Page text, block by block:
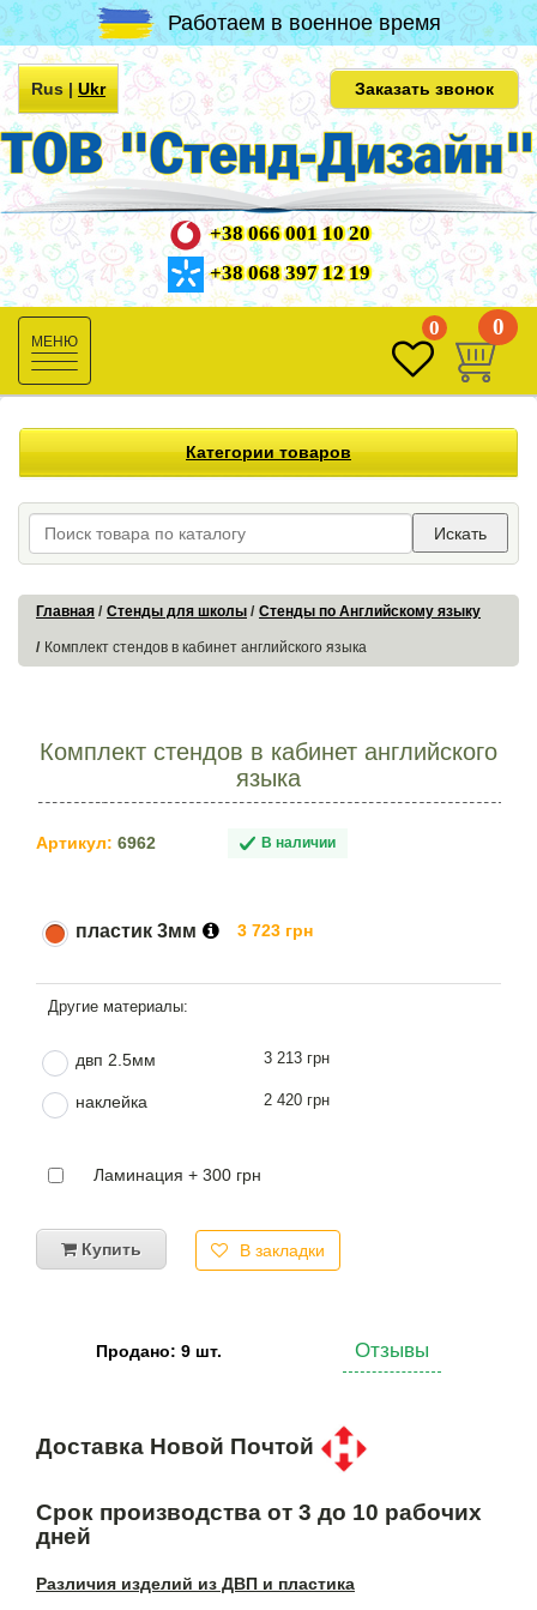
Работаем в военное время
Rus|Ukr Заказать звонок
+38 066 001 10 20
+38 068 397 12 19
Toggle
navigation
0 0
Категории товаров
Искать
Главная Стенды для школы Стенды по Английскому языку
Комплект стендов в кабинет английского языка
Комплект стендов в кабинет английского
языка
Артикул: 6962 В наличии
пластик 3мм 3 723 грн
двп 2.5мм 3 213 грн
наклейка 2 420 грн
Ламинация + 300 грн
Купить В закладки
Продано: 9 шт. Отзывы
Доставка Новой Почтой
Срок производства от 3 до 10 рабочих
дней
Различия изделий из ДВП и пластика